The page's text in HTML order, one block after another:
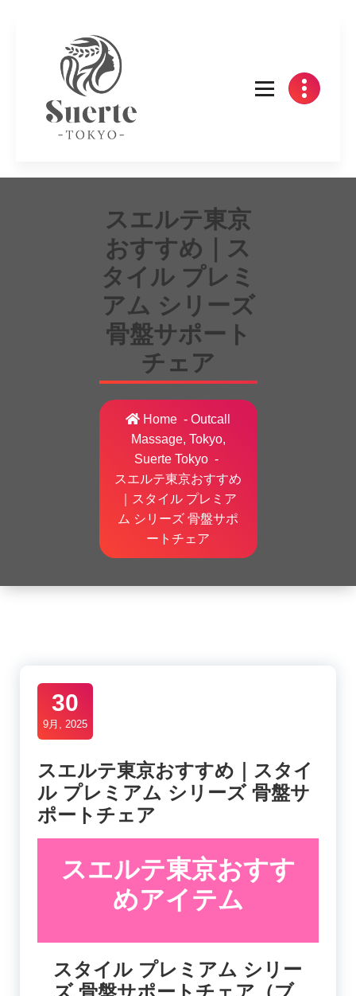
スエルテ東京
おすすめ｜ス
タイル プレミ
アム シリーズ
骨盤サポート
チェア
Home - Outcall
Massage, Tokyo,
Suerte Tokyo -
スエルテ東京おすすめ
｜スタイル プレミア
ム シリーズ 骨盤サポ
ートチェア
30
9月, 2025
スエルテ東京おすすめ｜スタイ
ル プレミアム シリーズ 骨盤サ
ポートチェア
スエルテ東京おすす
めアイテム
スタイル プレミアム シリー
ズ 骨盤サポートチェア（ブ